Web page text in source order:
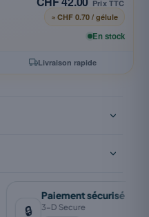
Prix TTC
≈ CHF 0.70 / gélule
En stock
Livraison rapide
Paiement sécurisé
3-D Secure